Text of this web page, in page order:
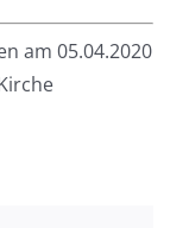
am 05.04.2020